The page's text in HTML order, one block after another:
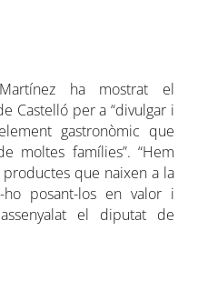
ha mostrat el
Castelló per a “divulgar i
gastronòmic que
moltes famílies”. “Hem
que naixen a la
posant-los en valor i
el diputat de